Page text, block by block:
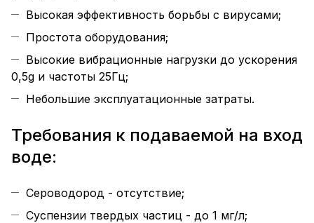
Высокая эффективность борьбы с вирусами;
Простота оборудования;
Высокие вибрационные нагрузки до ускорения
0,5g и частоты 25Гц;
Небольшие эксплуатационные затраты.
Требования к подаваемой на вход
воде:
Сероводород - отсутствие;
Суспензии твердых частиц - до 1 мг/л;